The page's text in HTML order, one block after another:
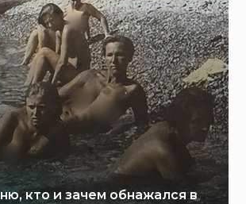
кто и зачем обнажался в